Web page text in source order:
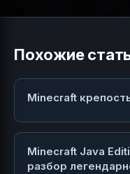
Похожие
Minecraft
Minecraft Java
разбор